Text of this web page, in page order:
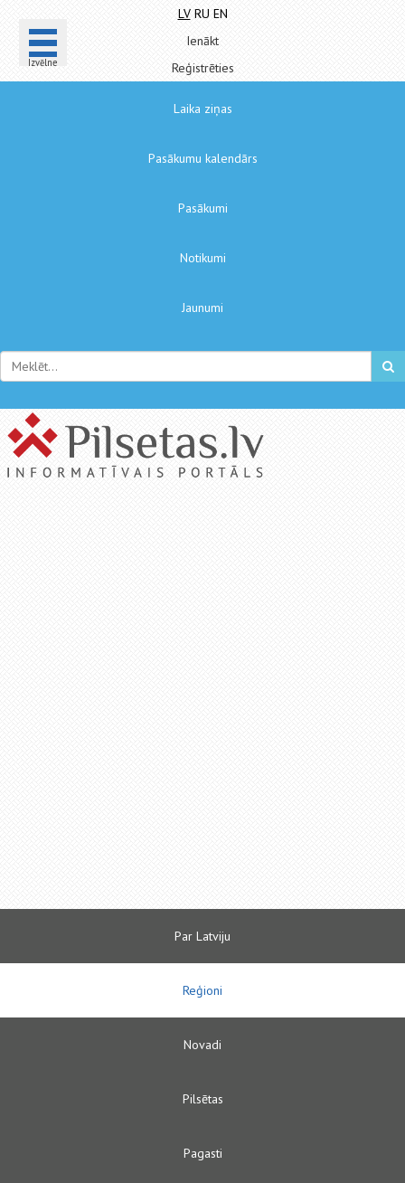
Izvēlne
LV RU EN
Ienākt
Reģistrēties
Laika ziņas
Pasākumu kalendārs
Pasākumi
Notikumi
Jaunumi
Par Latviju
Reģioni
Novadi
Pilsētas
Pagasti